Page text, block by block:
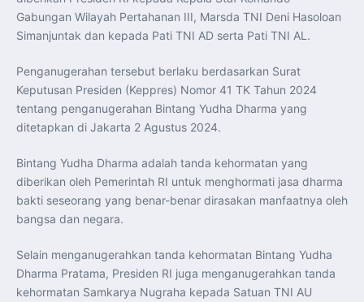
Perkuat Kerja Sama Repatriasi Artefak Budaya
Menteri PKP dan Ketua DEN Perkuat Kolaborasi
Teknologi, Data, dan Pembiayaan Demi Percepatan
Program 3 Juta Rumah
dan Sertifikasi Kompetensi
KASAU Bekali 154 Perwira Remaja AAU 2026, Tekankan
Integritas dan Profesionalisme sebagai Bekal
Pengabdian
Menlu Sugiono Dorong Kemitraan ASEAN–Inggris yang
Lebih Erat Hadapi Tantangan Global
Stabilitas Global melalui Kemitraan Strategis
Menlu RI Dorong Kemitraan Ekonomi ASEAN–Korea
Selatan untuk Perkuat Ketahanan Kawasan
Kemitraan ASEAN–Kanada Perkuat Ketahanan Ekonomi,
Pangan, dan Energi Kawasan
ASEAN dan India Perkuat Ketahanan Kawasan lewat
Kerja Sama Maritim, Ekonomi, dan Kesehatan
Stabilitas dan Dukung Pertumbuhan Ekonomi
Kepala BGN Sudaryono Tegaskan Komitmen Perkuat
Transparansi dan Akuntabilitas Program Makan Bergizi
Gratis
Gabungan Wilayah Pertahanan III, Marsda TNI Deni Hasoloan
Simanjuntak dan kepada Pati TNI AD serta Pati TNI AL.
Penganugerahan tersebut berlaku berdasarkan Surat
Keputusan Presiden (Keppres) Nomor 41 TK Tahun 2024
tentang penganugerahan Bintang Yudha Dharma yang
ditetapkan di Jakarta 2 Agustus 2024.
Bintang Yudha Dharma adalah tanda kehormatan yang
diberikan oleh Pemerintah RI untuk menghormati jasa dharma
bakti seseorang yang benar-benar dirasakan manfaatnya oleh
bangsa dan negara.
Selain menganugerahkan tanda kehormatan Bintang Yudha
Dharma Pratama, Presiden RI juga menganugerahkan tanda
kehormatan Samkarya Nugraha kepada Satuan TNI AU